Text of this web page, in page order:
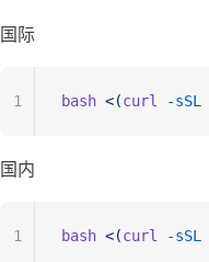
国际
bash <(curl -sSL
1
国内
bash <(curl -sSL
1